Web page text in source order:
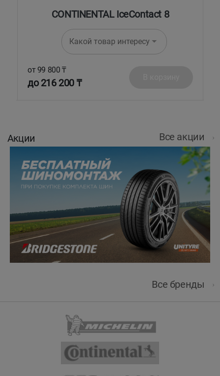
CONTINENTAL IceContact 8
Какой товар интересует?
от 99 800 ₸
до 216 200 ₸
Акции Все акции
Все бренды